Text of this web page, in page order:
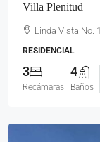
Villa Plenitud
Linda Vista No.
RESIDENCIAL
3
Recámaras
4
Baños